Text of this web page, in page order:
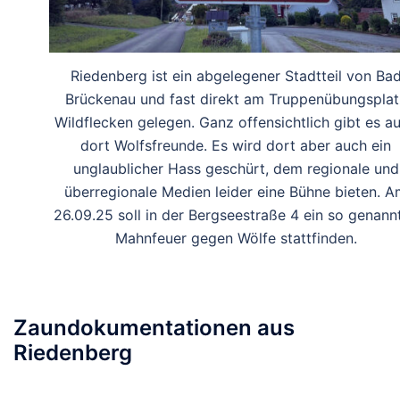
Riedenberg ist ein abgelegener Stadtteil von
Brückenau und fast direkt am
Wildflecken gelegen. Ganz offensichtlich gibt es
dort Wolfsfreunde. Es wird dort aber auch ein
unglaublicher Hass geschürt, dem regionale und
überregionale Medien leider eine Bühne bieten.
26.09.25 soll in der Bergseestraße 4 ein so
Mahnfeuer gegen Wölfe stattfinden.
Zaundokumentationen aus
Riedenberg